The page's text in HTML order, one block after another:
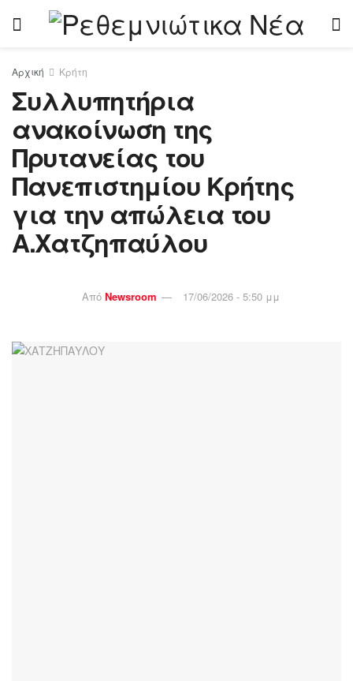
Αρχική Κρήτη
Συλλυπητήρια
ανακοίνωση της
Πρυτανείας του
Πανεπιστημίου Κρήτης
για την απώλεια του
Α.Χατζηπαύλου
Από Newsroom 17/06/2026 - 5:50 μμ